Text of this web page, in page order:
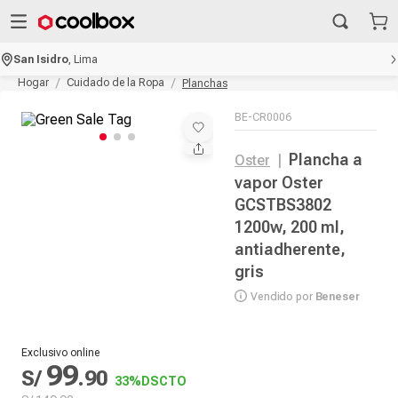
San Isidro ,Lima
Hogar
Cuidado de la Ropa Planchas
BE-CR0006
Oster
Plancha a
vapor Oster
GCSTBS3802
1200w, 200 ml,
antiadherente,
gris
Vendido por Beneser
Exclusivo online
S/ 99.90 33% DSCTO